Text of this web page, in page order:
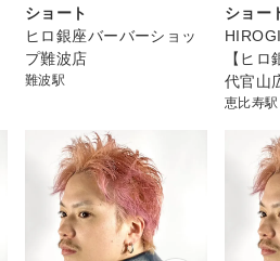
ショート
ヒロ銀座バーバーショッ
プ難波店
難波駅
ショー
【ヒ
代官山
恵比寿駅